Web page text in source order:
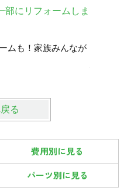
部にリフォームしま
ムも！家族みんなが
る
費用別に見る
パーツ別に見る